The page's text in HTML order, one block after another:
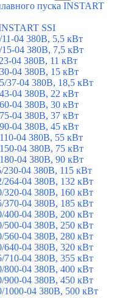
пуска INSTART
SSI
04 380В, 5,5 кВт
04 380В, 7,5 кВт
04 380В, 11 кВт
04 380В, 15 кВт
37-04 380В, 18,5 кВт
04 380В, 22 кВт
04 380В, 30 кВт
04 380В, 37 кВт
04 380В, 45 кВт
04 380В, 55 кВт
04 380В, 75 кВт
04 380В, 90 кВт
04 380В, 115 кВт
04 380В, 132 кВт
04 380В, 160 кВт
04 380В, 185 кВт
04 380В, 200 кВт
04 380В, 250 кВт
04 380В, 280 кВт
04 380В, 320 кВт
04 380В, 355 кВт
04 380В, 400 кВт
04 380В, 450 кВт
04 380В, 500 кВт